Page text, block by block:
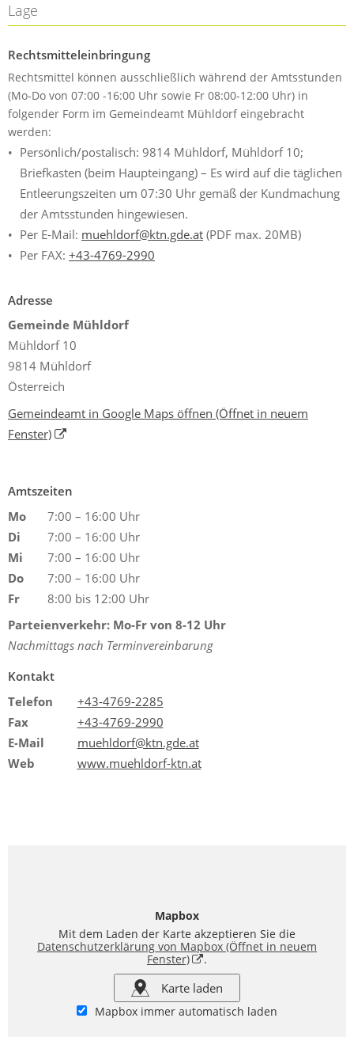
Lage
Rechtsmitteleinbringung
Rechtsmittel können ausschließlich während der Amtsstunden
(Mo-Do von 07:00 -16:00 Uhr sowie Fr 08:00-12:00 Uhr) in
folgender Form im Gemeindeamt Mühldorf eingebracht
werden:
Persönlich/postalisch: 9814 Mühldorf, Mühldorf 10;
Briefkasten (beim Haupteingang) – Es wird auf die täglichen
Entleerungszeiten um 07:30 Uhr gemäß der Kundmachung
der Amtsstunden hingewiesen.
Per E-Mail: muehldorf@ktn.gde.at (PDF max. 20MB)
Per FAX: +43-4769-2990
Adresse
Gemeinde Mühldorf
Mühldorf 10
9814 Mühldorf
Österreich
Gemeindeamt in Google Maps öffnen (Öffnet in neuem
Fenster)
Amtszeiten
Mo
7:00 – 16:00 Uhr
Di
7:00 – 16:00 Uhr
Mi
7:00 – 16:00 Uhr
Do
7:00 – 16:00 Uhr
Fr
8:00 bis 12:00 Uhr
Parteienverkehr: Mo-Fr von 8-12 Uhr
Nachmittags nach Terminvereinbarung
Kontakt
Telefon
+43-4769-2285
Fax
+43-4769-2990
E-Mail
muehldorf@ktn.gde.at
Web
www.muehldorf-ktn.at
Mapbox
Mit dem Laden der Karte akzeptieren Sie die
Datenschutzerklärung von Mapbox (Öffnet in neuem
Fenster)
.
Karte laden
Mapbox immer automatisch laden